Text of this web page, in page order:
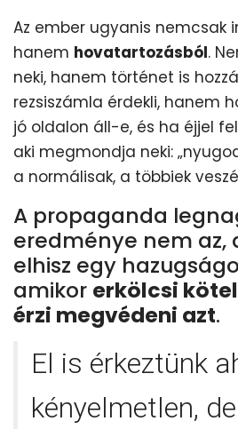
Az ember ugyanis nemcsak
hanem hovatartozásból.
neki, hanem történet is
rezsiszámla érdekli, hanem
jó oldalon áll-e, és ha éjjel
aki megmondja neki:
a normálisak, a többiek
A propaganda
eredménye nem az,
elhisz egy
amikor erkölcsi
érzi megvédeni azt.
El is érkeztünk
kényelmetlen, de